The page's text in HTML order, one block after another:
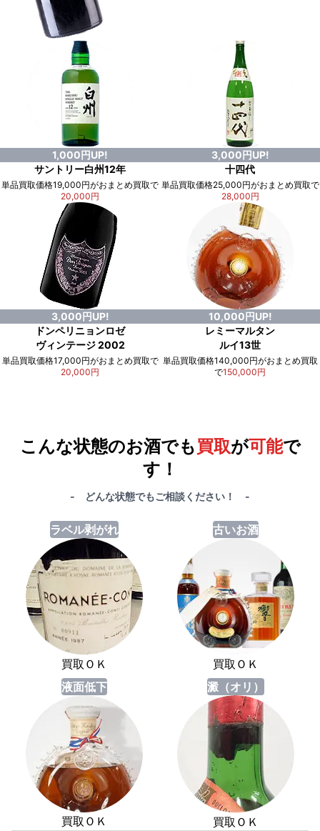
1,000円UP!
サントリー白州12年
単品買取価格19,000円がおまとめ買取で
20,000円
3,000円UP!
十四代
単品買取価格25,000円がおまとめ買取で
28,000円
3,000円UP!
ドンペリニョンロゼ
ヴィンテージ 2002
単品買取価格17,000円がおまとめ買取で
20,000円
10,000円UP!
レミーマルタン
ルイ13世
単品買取価格140,000円がおまとめ買取
で150,000円
こんな状態のお酒でも買取が可能で
す！
- どんな状態でもご相談ください！ -
ラベル剥がれ
買取ＯＫ
古いお酒
買取ＯＫ
液面低下
買取ＯＫ
澱（オリ）
買取ＯＫ